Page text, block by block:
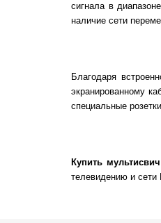
сигнала в
наличие сети
Благодаря
экранированному
специальные
Купить
телевидению и сети